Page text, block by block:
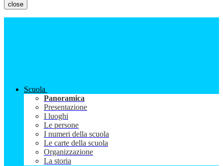
close
Scuola
Panoramica
Presentazione
I luoghi
Le persone
I numeri della scuola
Le carte della scuola
Organizzazione
La storia